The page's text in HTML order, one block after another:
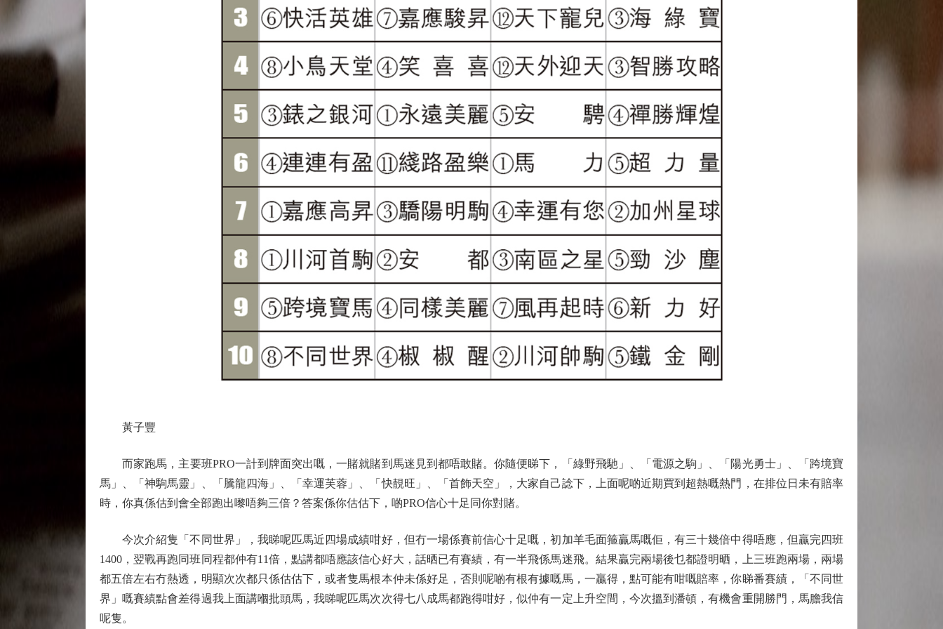
黃子豐
而家跑馬，主要班PRO一計到牌面突出嘅，一賭就賭到馬迷見到都唔敢賭。你隨便睇下，「綠野飛馳」、「電源之駒」、「陽光勇士」、「跨境寶
馬」、「神駒馬靈」、「騰龍四海」、「幸運芙蓉」、「快靚旺」、「首飾天空」，大家自己諗下，上面呢啲近期買到超熱嘅熱門，在排位日未有賠率
時，你真係估到會全部跑出嚟唔夠三倍？答案係你估估下，啲PRO信心十足同你對賭。
今次介紹隻「不同世界」，我睇呢匹馬近四場成績咁好，但冇一場係賽前信心十足嘅，初加羊毛面箍贏馬嘅佢，有三十幾倍中得唔應，但贏完四班
1400，翌戰再跑同班同程都仲有11倍，點講都唔應該信心好大，話晒已有賽績，有一半飛係馬迷飛。結果贏完兩場後乜都證明晒，上三班跑兩場，兩場
都五倍左右冇熱透，明顯次次都只係估估下，或者隻馬根本仲未係好足，否則呢啲有根有據嘅馬，一贏得，點可能有咁嘅賠率，你睇番賽績，「不同世
界」嘅賽績點會差得過我上面講嗰批頭馬，我睇呢匹馬次次得七八成馬都跑得咁好，似仲有一定上升空間，今次搵到潘頓，有機會重開勝門，馬膽我信
呢隻。